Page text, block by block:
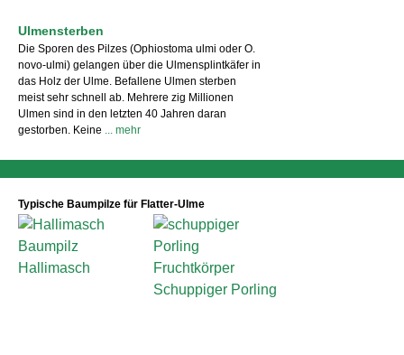
Ulmensterben
Die Sporen des Pilzes (Ophiostoma ulmi oder O.
novo-ulmi) gelangen über die Ulmensplintkäfer in
das Holz der Ulme. Befallene Ulmen sterben
meist sehr schnell ab. Mehrere zig Millionen
Ulmen sind in den letzten 40 Jahren daran
gestorben. Keine ... mehr
Typische Baumpilze für Flatter-Ulme
Hallimasch
Schuppiger Porling